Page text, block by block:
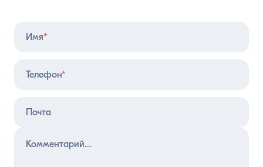
Имя*
Телефон*
Почта